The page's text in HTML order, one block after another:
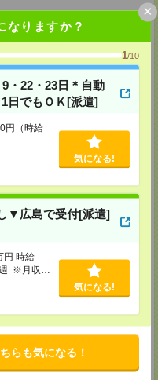
なりますか？
1/10
9・22・23日＊自動
日でもＯＫ[派遣]
円（時給
気になる!
▼広島で受付[派遣]
時給
※月収例
せん。※給
気になる!
らも気になる！
×
戸ハーバーランドセンタービ
広島興銀ビル11階
ルタ生命松山ビル8階